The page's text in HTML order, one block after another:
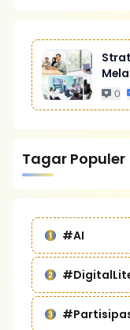
0
Tagar Populer
#AI